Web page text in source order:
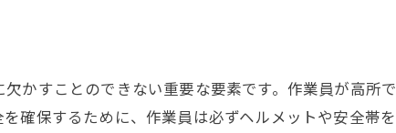
かすことのできない重要な要素です。作業員が高所
確保するために、作業員は必ずヘルメットや安全帯